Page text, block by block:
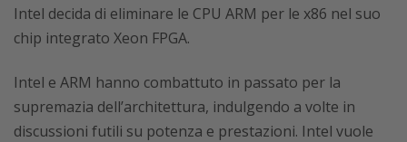
Intel decida di eliminare le CPU ARM per le x86 nel suo
chip integrato Xeon FPGA.
Intel e ARM hanno combattuto in passato per la
supremazia dell’architettura, indulgendo a volte in
discussioni futili su potenza e prestazioni. Intel vuole